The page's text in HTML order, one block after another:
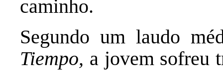
caminho.
Segundo um laudo
Tiempo, a jovem sofreu